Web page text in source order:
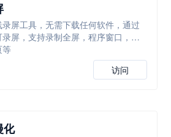
屏工具，无需下载任何软件，通过
屏，支持录制全屏，程序窗口，浏
等
访问
化